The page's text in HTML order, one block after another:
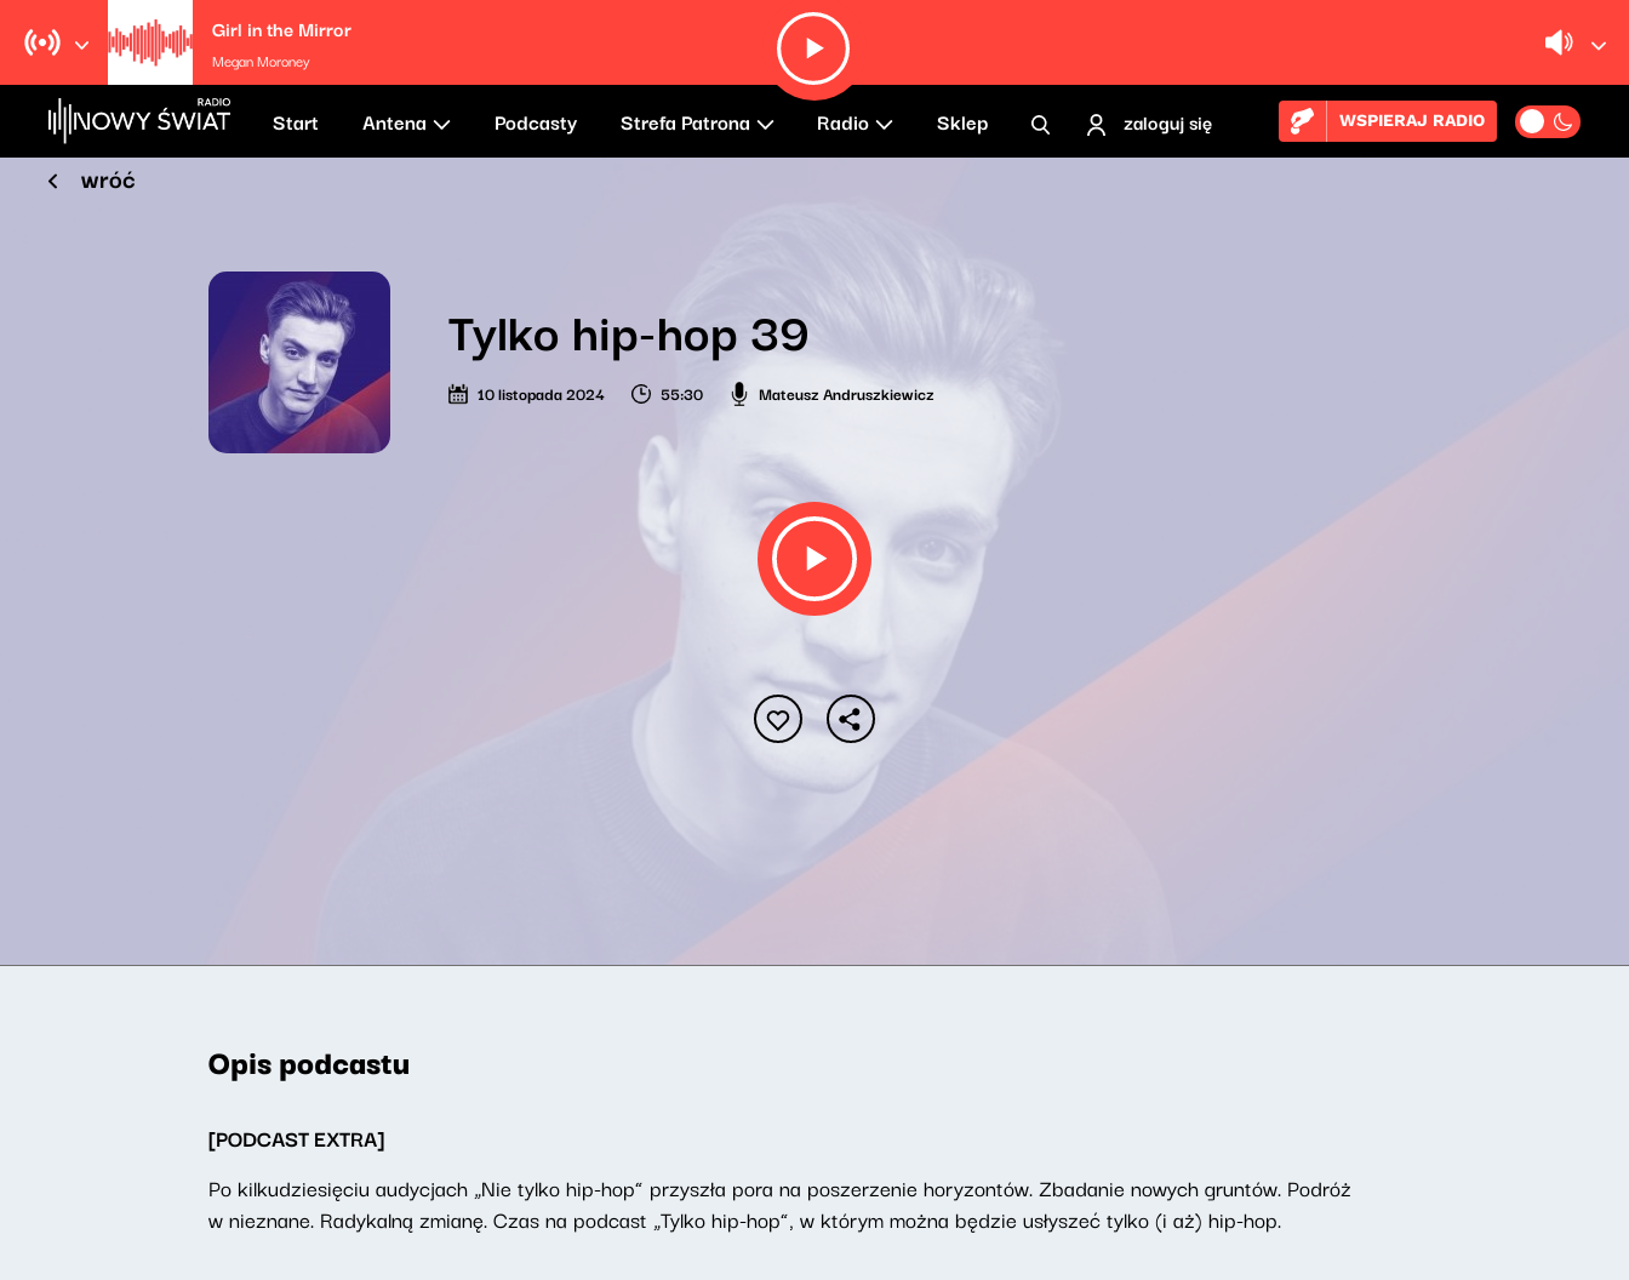
Girl in the Mirror
Megan Moroney
Start Antena Podcasty Strefa Patrona Radio Sklep zaloguj się WSPIERAJ RADIO
wróć
Tylko hip-hop 39
10 listopada 2024 55:30 Mateusz Andruszkiewicz
Opis podcastu
[PODCAST EXTRA]
Po kilkudziesięciu audycjach „Nie tylko hip-hop” przyszła pora na poszerzenie horyzontów. Zbadanie nowych gruntów. Podróż
w nieznane. Radykalną zmianę. Czas na podcast „Tylko hip-hop”, w którym można będzie usłyszeć tylko (i aż) hip-hop.